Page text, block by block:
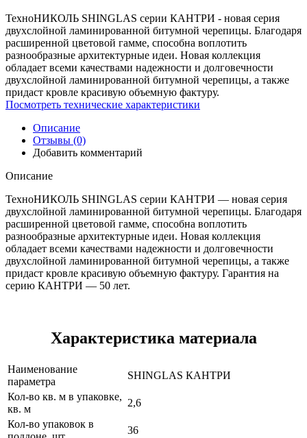
ТехноНИКОЛЬ SHINGLAS серии КАНТРИ - новая серия
двухслойной ламинированной битумной черепицы. Благодаря
расширенной цветовой гамме, способна воплотить
разнообразные архитектурные идеи. Новая коллекция
обладает всеми качествами надежности и долговечности
двухслойной ламинированной битумной черепицы, а также
придаст кровле красивую объемную фактуру.
Посмотреть технические характеристики
Описание
Отзывы (0)
Добавить комментарий
Описание
ТехноНИКОЛЬ SHINGLAS серии КАНТРИ — новая серия
двухслойной ламинированной битумной черепицы. Благодаря
расширенной цветовой гамме, способна воплотить
разнообразные архитектурные идеи. Новая коллекция
обладает всеми качествами надежности и долговечности
двухслойной ламинированной битумной черепицы, а также
придаст кровле красивую объемную фактуру. Гарантия на
серию КАНТРИ — 50 лет.
Характеристика материала
Наименование
параметра
SHINGLAS КАНТРИ
Кол-во кв. м в упаковке,
кв. м
2,6
Кол-во упаковок в
36